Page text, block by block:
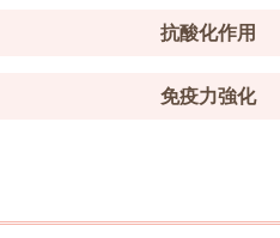
抗酸化作用
免疫力強化